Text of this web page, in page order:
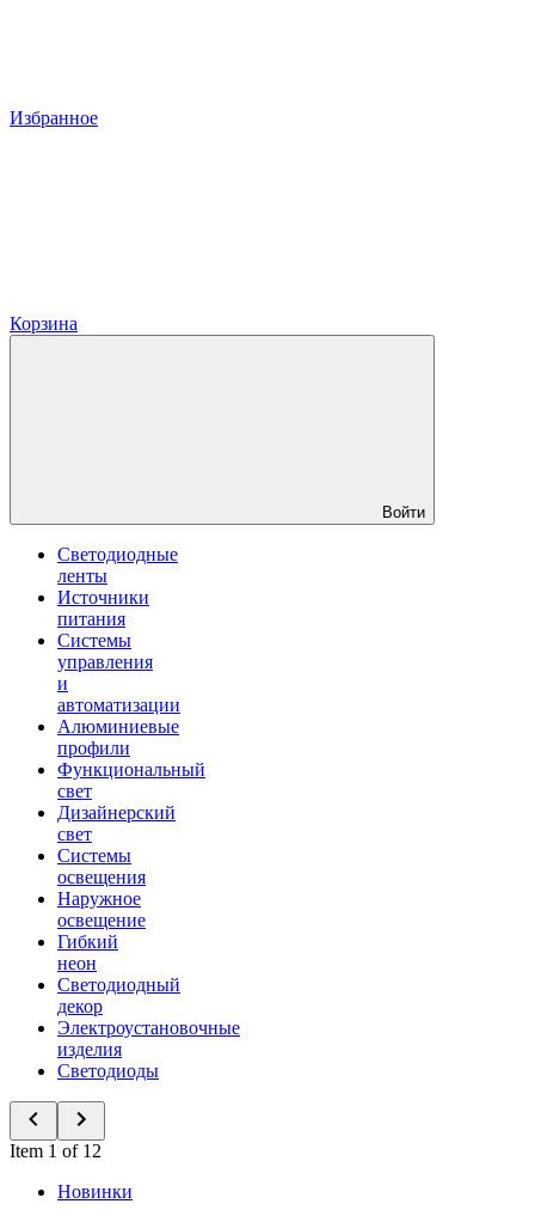
Избранное
Корзина
Войти
Светодиодные
ленты
Источники
питания
Системы
управления
и
автоматизации
Алюминиевые
профили
Функциональный
свет
Дизайнерский
свет
Системы
освещения
Наружное
освещение
Гибкий
неон
Светодиодный
декор
Электроустановочные
изделия
Светодиоды
Item 1 of 12
Новинки